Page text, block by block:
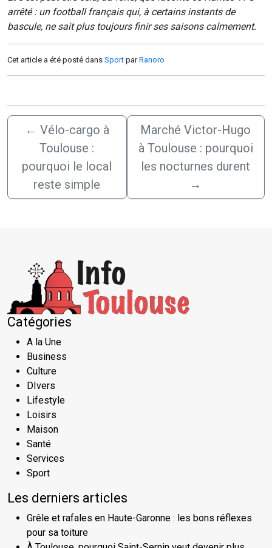
arrêté : un football français qui, à certains instants de
bascule, ne sait plus toujours finir ses saisons calmement.
Cet article a été posté dans Sport parRanoro
← Vélo-cargo à
Toulouse :
pourquoi le local
reste simple
Marché Victor-Hugo
à Toulouse : pourquoi
les nocturnes durent
→
Catégories
A la Une
Business
Culture
DIvers
Lifestyle
Loisirs
Maison
Santé
Services
Sport
Les derniers articles
Grêle et rafales en Haute-Garonne : les bons réflexes
pour sa toiture